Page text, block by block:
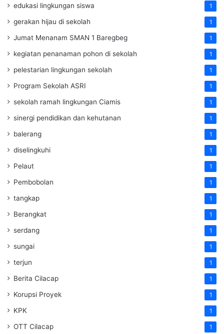
edukasi lingkungan siswa 1
gerakan hijau di sekolah 1
Jumat Menanam SMAN 1 Baregbeg 1
kegiatan penanaman pohon di sekolah 1
pelestarian lingkungan sekolah 1
Program Sekolah ASRI 1
sekolah ramah lingkungan Ciamis 1
sinergi pendidikan dan kehutanan 1
balerang 1
diselingkuhi 1
Pelaut 1
Pembobolan 1
tangkap 1
Berangkat 1
serdang 1
sungai 1
terjun 1
Berita Cilacap 1
Korupsi Proyek 1
KPK 1
OTT Cilacap 1